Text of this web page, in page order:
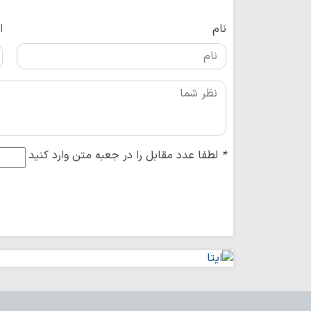
نام
* لطفا عدد مقابل را در جعبه متن وارد کنید